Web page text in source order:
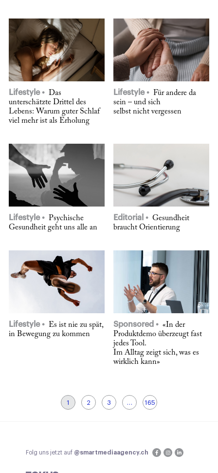
Lifestyle
Das
unterschätzte Drittel des
Lebens: Warum guter Schlaf
viel mehr ist als Erholung
Lifestyle
Für andere da
sein – und sich
selbst nicht vergessen
Lifestyle
Psychische
Gesundheit geht uns alle an
Editorial
Gesundheit
braucht Orientierung
Lifestyle
Es ist nie zu spät,
in Bewegung zu kommen
Sponsored
«In der
Produktdemo überzeugt fast
jedes Tool.
Im Alltag zeigt sich, was es
wirklich kann»
1 2 3 … 165
Folg uns jetzt auf @smartmediaagency.ch